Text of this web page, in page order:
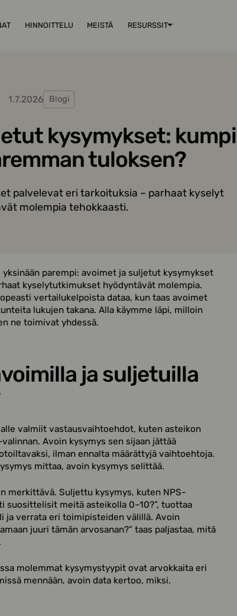
HINNOITTELU MEISTÄ RESURSSIT
1.7.2026 Blogi
kysymykset: kumpi
tuloksen?
palvelevat eri tarkoituksia – parhaat kyselyt
molempia tehokkaasti.
parempi: avoimet ja suljetut kysymykset
kyselytutkimukset hyödyntävät molempia.
vertailukelpoista dataa, kun taas avoimet
lukujen takana. Alla käymme läpi, milloin
ne toimivat yhdessä.
ja suljetuilla
valmiit vastausvaihtoehdot, kuten asteikon
Avoin kysymys sen sijaan jättää
ilman ennalta määrättyjä vaihtoehtoja.
mittaa, avoin kysymys selittää.
merkittävä. Suljettu kysymys, kuten NPS-
suosittelisit meitä asteikolla 0–10?”, tuottaa
ja verrata eri toimipisteiden välillä. Avoin
juuri tämän arvosanan?” taas paljastaa, mitä
molemmat kysymystyypit ovat arvokkaita eri
mennään, avoin data kertoo, miksi.